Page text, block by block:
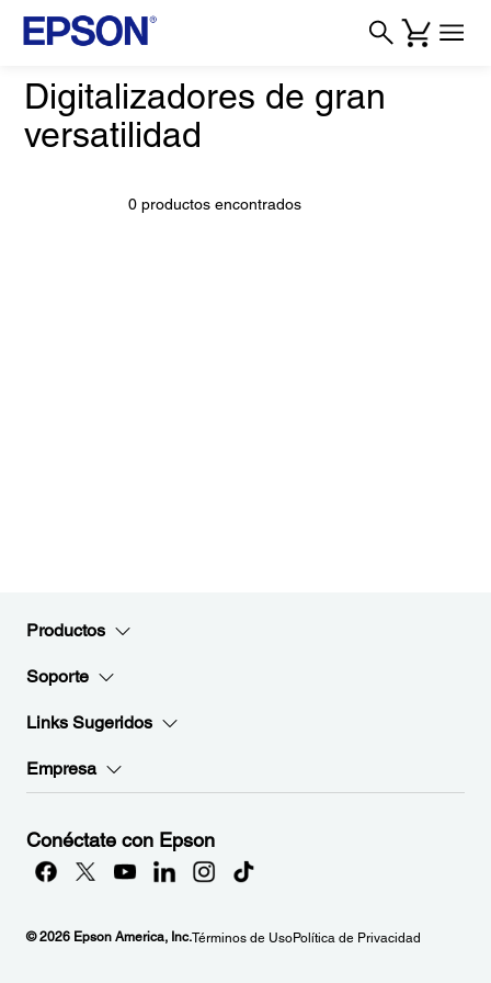
Digitalizadores de gran
versatilidad
0 productos encontrados
Productos
Soporte
Links Sugeridos
Empresa
Conéctate con Epson
© 2026 Epson America, Inc.Términos de UsoPolítica de Privacidad